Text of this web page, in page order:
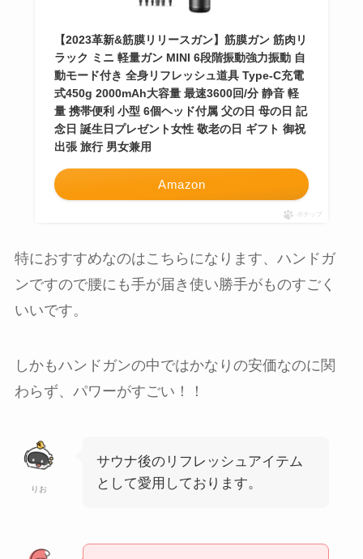
【2023革新&筋膜リリースガン】筋膜ガン 筋肉リ
ラック ミニ 軽量ガン MINI 6段階振動強力振動 自
動モード付き 全身リフレッシュ道具 Type-C充電
式450g 2000mAh大容量 最速3600回/分 静音 軽
量 携帯便利 小型 6個ヘッド付属 父の日 母の日 記
念日 誕生日プレゼント女性 敬老の日 ギフト 御祝
出張 旅行 男女兼用
Amazon
ポチップ
特におすすめなのはこちらになります、ハンドガ
ンですので腰にも手が届き使い勝手がものすごく
いいです。
しかもハンドガンの中ではかなりの安価なのに関
わらず、パワーがすごい！！
りお
サウナ後のリフレッシュアイテム
として愛用しております。